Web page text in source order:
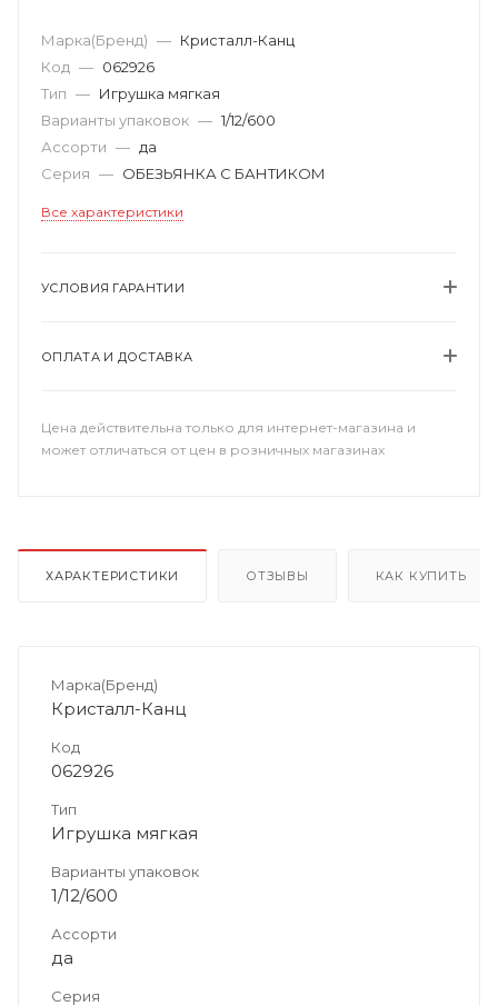
Марка(Бренд) — Кристалл-Канц
Код — 062926
Тип — Игрушка мягкая
Варианты упаковок — 1/12/600
Ассорти — да
Серия — ОБЕЗЬЯНКА С БАНТИКОМ
Все характеристики
УСЛОВИЯ ГАРАНТИИ
ОПЛАТА И ДОСТАВКА
Цена действительна только для интернет-магазина и
может отличаться от цен в розничных магазинах
ХАРАКТЕРИСТИКИ ОТЗЫВЫ КАК КУПИТЬ
Марка(Бренд)
Кристалл-Канц
Код
062926
Тип
Игрушка мягкая
Варианты упаковок
1/12/600
Ассорти
да
Серия